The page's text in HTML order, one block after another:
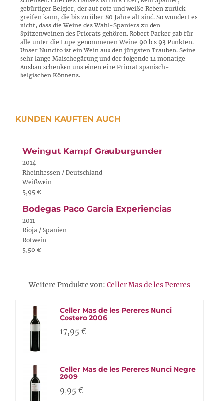
gebürtiger Belgier, der auf rote und weiße Reben zurück
greifen kann, die bis zu über 80 Jahre alt sind. So wundert es
nicht, dass die Weine des Wahl-Spaniers zu den
Spitzenweinen des Priorats gehören. Robert Parker gab für
alle unter die Lupe genommenen Weine 90 bis 93 Punkten.
Unser Nuncito ist ein Wein aus den jüngsten Trauben. Seine
sehr lange Maischegärung und der folgende 12 monatige
Ausbau schenken uns einen eine Priorat spanisch-
belgischen Könnens.
KUNDEN KAUFTEN AUCH
Weingut Kampf Grauburgunder
2014
Rheinhessen / Deutschland
Weißwein
5,95 €
Bodegas Paco Garcia Experiencias
2011
Rioja / Spanien
Rotwein
5,50 €
Weitere Produkte von: Celler Mas de les Pereres
Celler Mas de les Pereres Nunci
Costero 2006
17,95 €
Celler Mas de les Pereres Nunci Negre
2009
9,95 €